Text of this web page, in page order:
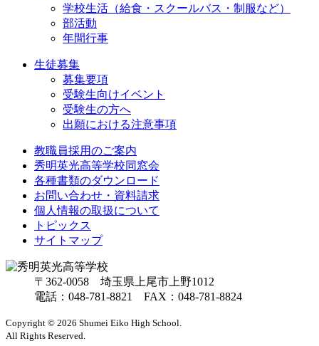
学校生活（給食・スクールバス・制服など）
部活動
年間行事
生徒募集
募集要項
受験生向けイベント
受験生の方へ
出願における注意事項
教職員採用のご案内
秀明英光高等学校同窓会
各種書類のダウンロード
お問い合わせ・資料請求
個人情報の取扱について
トピックス
サイトマップ
〒362-0058 埼玉県上尾市上野1012
電話： 048-781-8821 FAX：048-781-8824
Copyright © 2026 Shumei Eiko High School.
All Rights Reserved.